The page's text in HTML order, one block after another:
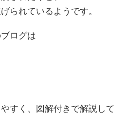
られているようです。
ブログは
すく、図解付きで解説して